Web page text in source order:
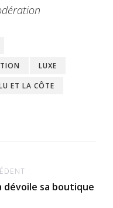
LUXE
ET LA CÔTE
dévoile sa boutique